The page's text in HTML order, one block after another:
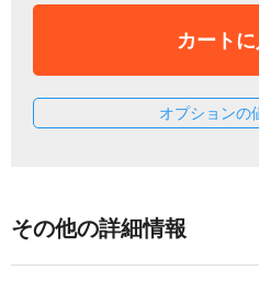
カート
オプションの
その他の詳細情報